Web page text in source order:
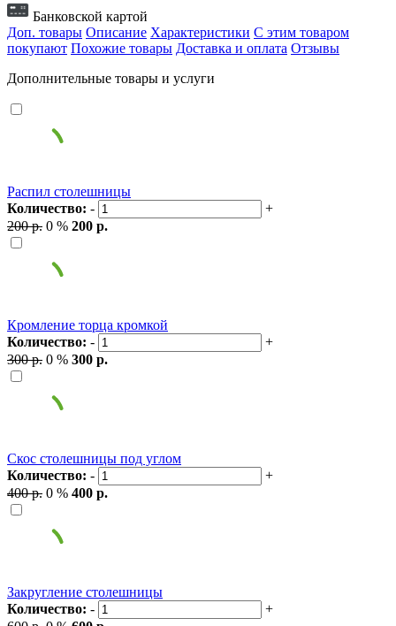
Банковской картой
Доп. товары Описание Характеристики С этим товаром
покупают Похожие товары Доставка и оплата Отзывы
Дополнительные товары и услуги
Распил столешницы
Количество: -
+
200 р. 0 % 200 р.
Кромление торца кромкой
Количество: -
+
300 р. 0 % 300 р.
Скос столешницы под углом
Количество: -
+
400 р. 0 % 400 р.
Закругление столешницы
Количество: -
+